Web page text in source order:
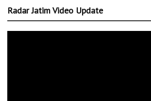
Radar Jatim Video Update